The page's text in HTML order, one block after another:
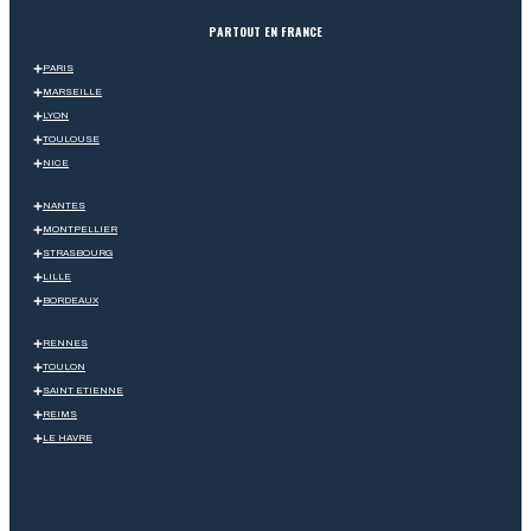
PARTOUT EN FRANCE
PARIS
MARSEILLE
LYON
TOULOUSE
NICE
NANTES
MONTPELLIER
STRASBOURG
LILLE
BORDEAUX
RENNES
TOULON
SAINT ETIENNE
REIMS
LE HAVRE